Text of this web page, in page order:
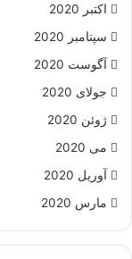
اکتبر 2020
سپتامبر 2020
آگوست 2020
جولای 2020
ژوئن 2020
می 2020
آوریل 2020
مارس 2020